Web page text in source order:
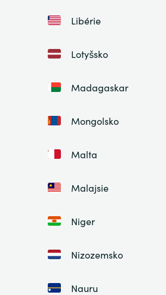
Libérie
Lotyšsko
Madagaskar
Mongolsko
Malta
Malajsie
Niger
Nizozemsko
Nauru